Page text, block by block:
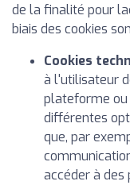
de la finalité pour
biais des cookies
Cookies
à l'utilisateur
plateforme ou
différentes
que, par
accéder à